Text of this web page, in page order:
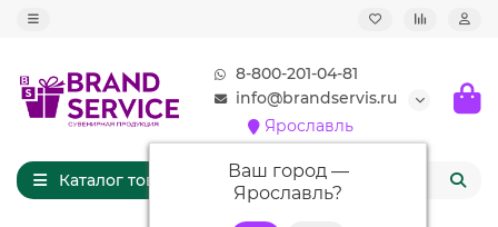
8-800-201-04-81
info@brandservis.ru
Ярославль
Ваш город —
Ярославль?
Каталог товаров